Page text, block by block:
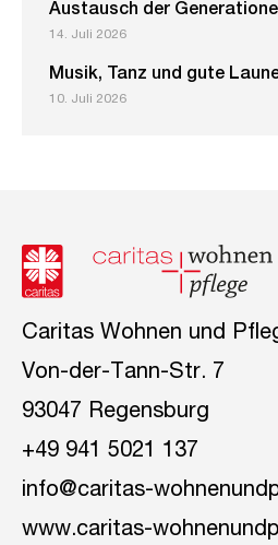
Austausch der
14. Juli 2026
Musik, Tanz und gute
10. Juli 2026
Caritas Wohnen und
Von-der-Tann-Str. 7
93047 Regensburg
+49 941 5021 137
info@caritas-
www.caritas-